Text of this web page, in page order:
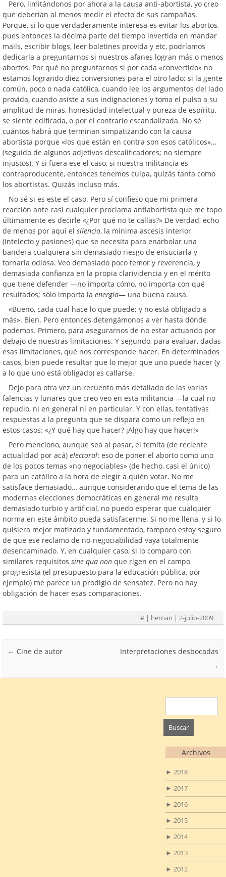
Pero, limitándonos por ahora a la causa anti-abortista, yo creo
que deberían al menos medir el efecto de sus campañas.
Porque, si lo que verdaderamente interesa es evitar los abortos,
pues entonces la décima parte del tiempo invertida en mandar
mails, escribir blogs, leer boletines provida y etc, podríamos
dedicarla a preguntarnos si nuestros afanes logran más o menos
abortos. Por qué no preguntarnos si por cada «convertido» no
estamos logrando diez conversiones para el otro lado; si la gente
común, poco o nada católica, cuando lee los argumentos del lado
provida, cuando asiste a sus indignaciones y toma el pulso a su
amplitud de miras, honestidad intelectual y pureza de espíritu,
se siente edificada, o por el contrario escandalizada. No sé
cuántos habrá que terminan simpatizando con la causa
abortista porque «los que están en contra son esos católicos»…
(seguido de algunos adjetivos descalificadores; no siempre
injustos). Y si fuera ese el caso, si nuestra militancia es
contraproducente, entonces tenemos culpa, quizás tanta como
los abortistas. Quizás incluso más.
No sé si es este el caso. Pero sí confieso que mi primera
reacción ante casi cualquier proclama antiabortista que me topo
últimamente es decirle «¿Por qué no te callas?» De verdad, echo
de menos por aquí el silencio, la mínima ascesis interior
(intelecto y pasiones) que se necesita para enarbolar una
bandera cualquiera sin demasiado riesgo de ensuciarla y
tornarla odiosa. Veo demasiado poco temor y reverencia, y
demasiada confianza en la propia clarividencia y en el mérito
que tiene defender —no importa cómo, no importa con qué
resultados; sólo importa la energía— una buena causa.
«Bueno, cada cual hace lo que puede; y no está obligado a
más». Bien. Pero entonces detengámonos a ver hasta dónde
podemos. Primero, para asegurarnos de no estar actuando por
debajo de nuestras limitaciones. Y segundo, para evaluar, dadas
esas limitaciones, qué nos corresponde hacer. En determinados
casos, bien puede resultar que lo mejor que uno puede hacer (y
a lo que uno está obligado) es callarse.
Dejo para otra vez un recuento más detallado de las varias
falencias y lunares que creo veo en esta militancia —la cual no
repudio, ni en general ni en particular. Y con ellas, tentativas
respuestas a la pregunta que se dispara como un reflejo en
estos casos: «¿Y qué hay que hacer? ¡Algo hay que hacer!»
Pero menciono, aunque sea al pasar, el temita (de reciente
actualidad por acá) electoral: eso de poner el aborto como uno
de los pocos temas «no negociables» (de hecho, casi el único)
para un católico a la hora de elegir a quién votar. No me
satisface demasiado… aunque considerando que el tema de las
modernas elecciones democráticas en general me resulta
demasiado turbio y artificial, no puedo esperar que cualquier
norma en este ámbito pueda satisfacerme. Si no me llena, y si lo
quisiera mejor matizado y fundamentado, tampoco estoy seguro
de que ese reclamo de no-negociabilidad vaya totalmente
desencaminado. Y, en cualquier caso, si lo comparo con
similares requisitos sine qua non que rigen en el campo
progresista (el presupuesto para la educación pública, por
ejemplo) me parece un prodigio de sensatez. Pero no hay
obligación de hacer esas comparaciones.
# | hernan | 2-julio-2009
Post navigation
← Cine de autor
Interpretaciones desbocadas
→
Archivos
► 2018
► 2017
► 2016
► 2015
► 2014
► 2013
► 2012